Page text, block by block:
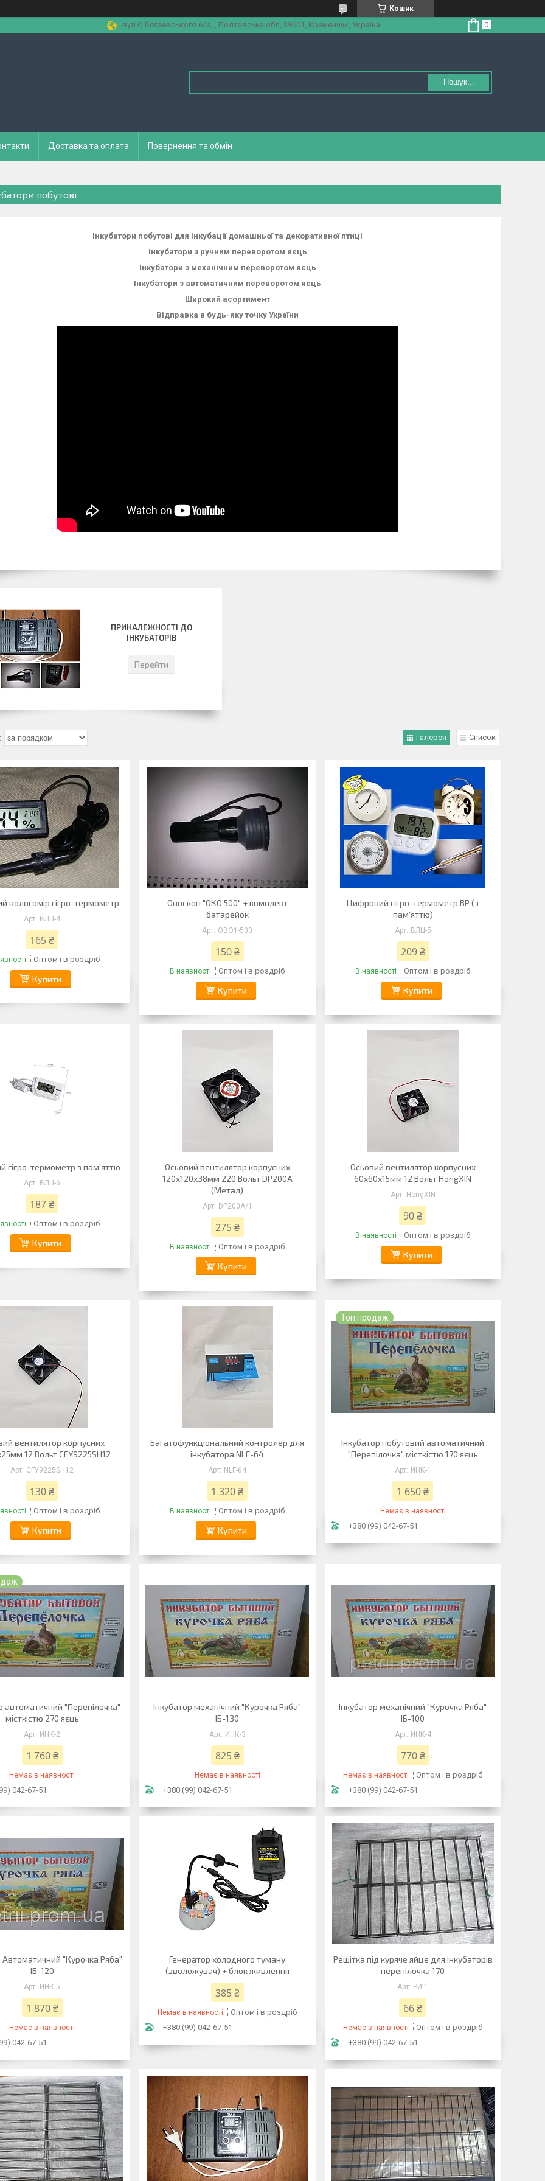
Кошик
вул О.Богаевського 64а, , Полтавська обл, 39601, Кременчук, Україна
Пошук...
Доставка та оплата Повернення та обмін
побутові
Інкубатори побутові для інкубації домашньої та декоративної птиці
Інкубатори з ручним переворотом яєць
Інкубатори з механічним переворотом яєць
Інкубатори з автоматичним переворотом яєць
Широкий асортимент
Відправка в будь-яку точку України
ПРИНАЛЕЖНОСТІ ДО
ІНКУБАТОРІВ
Перейти
Галерея Список
вологомір гігро-термометр
ВЛЦ-4
165 ₴
Оптом і в роздріб
Купити
Овоскоп "ОКО 500" + комплект
батарейок
ОВО1-500
150 ₴
В наявності Оптом і в роздріб
Купити
Цифровий гігро-термометр ВР (з
пам'яттю)
ВЛЦ-5
209 ₴
В наявності Оптом і в роздріб
Купити
гігро-термометр з пам'яттю
ВЛЦ-6
187 ₴
Оптом і в роздріб
Купити
Осьовий вентилятор корпусних
120х120х38мм 220 Вольт DP200A
(Метал)
DP200A/1
275 ₴
В наявності Оптом і в роздріб
Купити
Осьовий вентилятор корпусних
60х60х15мм 12 Вольт HongXIN
HongXIN
90 ₴
В наявності Оптом і в роздріб
Купити
вентилятор корпусних
12 Вольт CFY9225SH12
CFY9225SH12
130 ₴
Оптом і в роздріб
Купити
Багатофункціональний контролер для
інкубатора NLF-64
NLF-64
1 320 ₴
В наявності Оптом і в роздріб
Купити
Топ продаж
Інкубатор побутовий автоматичний
"Перепілочка" місткістю 170 яєць
ИНК-1
1 650 ₴
Немає в наявності
+380 (99) 042-67-51
автоматичний "Перепілочка"
місткістю 270 яєць
ИНК-2
1 760 ₴
Немає в наявності
042-67-51
Інкубатор механічний "Курочка Ряба"
ІБ-130
ИНК-3
825 ₴
Немає в наявності
+380 (99) 042-67-51
Інкубатор механічний "Курочка Ряба"
ІБ-100
ИНК-4
770 ₴
Немає в наявності
Оптом і в роздріб
+380 (99) 042-67-51
Автоматичний "Курочка Ряба"
ІБ-120
ИНК-5
1 870 ₴
Немає в наявності
042-67-51
Генератор холодного туману
(зволожувач) + блок живлення
385 ₴
Немає в наявності
Оптом і в роздріб
+380 (99) 042-67-51
Решітка під куряче яйце для інкубаторів
перепілочка 170
РИ-1
66 ₴
Немає в наявності
Оптом і в роздріб
+380 (99) 042-67-51